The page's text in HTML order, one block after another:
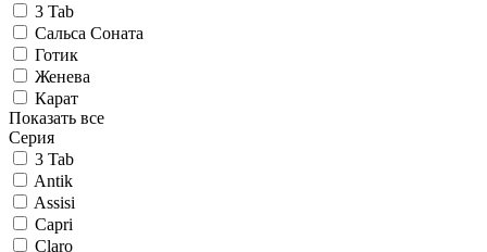
3 Tab
Сальса Соната
Готик
Женева
Карат
Показать все
Серия
3 Tab
Antik
Assisi
Capri
Claro